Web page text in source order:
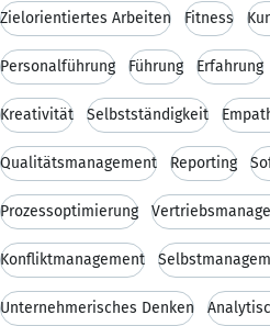
Zielorientiertes Arbeiten Fitness
Personalführung Führung Erfahrung
Kreativität Selbstständigkeit
Qualitätsmanagement Reporting
Prozessoptimierung
Konfliktmanagement
Unternehmerisches Denken